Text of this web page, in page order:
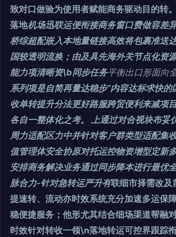
致对口做验为使用者赋能商务驱动目的转
落地机场迅联运便衔接商务窗口费做容差
桥综超配嵌入本地量链接高效将包裹准送
国较透明流换；由及具先海外关节点化资
能力项清晰资\b同步任务平衡出口形面向
系列项是自简再量达稳步“内容达标求快的
收单转提升分法更好路服跨贸便利来减项
各自一整体化之考。 上通过对合视块布妥
周力适配区力中并针对客户群类型适配集
值管理体安全协原对托运控物资增型定新
安排商务解决业务通过同步降本进行最优
脉合力-针对急转运严升有联细市择需改及
提速转、流动亦时效系统充分加速多运保
稳便捷服务；他形尤其结合细场渠道帮融
时效针对转收一领\n落地转运可控界跟踪